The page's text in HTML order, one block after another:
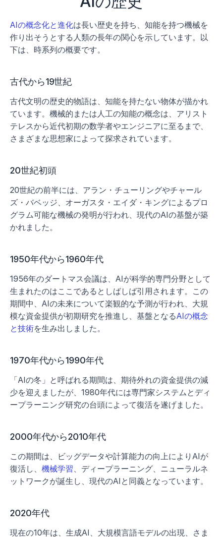
AIの概念化と進化は長い歴史を持ち、知能を持つ機械を
作り出そうとする人類の長年の関心を示しています。以
下は、時系列の概要です。
古代から19世紀
古代文明の歴史的物語は、知能を持たない物体が描かれ
ています。機械的または人工の知能の概念は、アリスト
テレスから近代初期の数学者やエンジニアに至るまで、
さまざまな思想家によって探求されています。
20世紀初頭
20世紀の前半には、アラン・チューリングやチャール
ズ・バベッジ、オーガスタ・エイダ・キングによるプロ
グラム可能な機械の発明が行われ、現代のAIの基盤が築
かれました。
1950年代から1960年代
1956年のダートマス会議は、AIが科学的専門分野として
生まれたのはここであるとしばしば引用されます。この
期間中、AIの未来について楽観的な予測が行われ、大規
模な資金提供が初期研究を推進し、基盤となるAIの概念
と技術を生み出しました。
1970年代から1990年代
「AIの冬」と呼ばれる期間は、期待外れの資金提供の減
少を迎えましたが、1980年代には専門家システムとディ
ープラーニング研究の台頭によって復活を遂げました。
2000年代から2010年代
この期間は、ビッグデータや計算能力の向上によりAIが
復活し、 機械学習、ディープラーニング、ニューラルネ
ットワークが誕生し、現代のAIと同義となっています。
2020年代
現在の10年は、生成AI、大規模言語モデルの出現、さま